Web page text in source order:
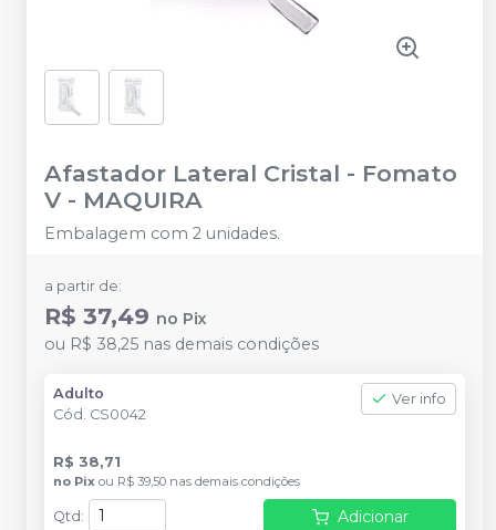
Afastador Lateral Cristal - Fomato
V - MAQUIRA
Embalagem com 2 unidades.
a partir de:
R$ 37,49 no Pix
ou R$ 38,25 nas demais condições
Adulto
Cód. CS0042
Ver info
R$ 38,71
no Pix ou R$ 39,50 nas demais condições
Qtd : Adicionar